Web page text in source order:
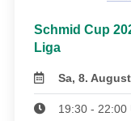
Schmid Cup
Liga
Sa, 8.
19:30 - 22:00